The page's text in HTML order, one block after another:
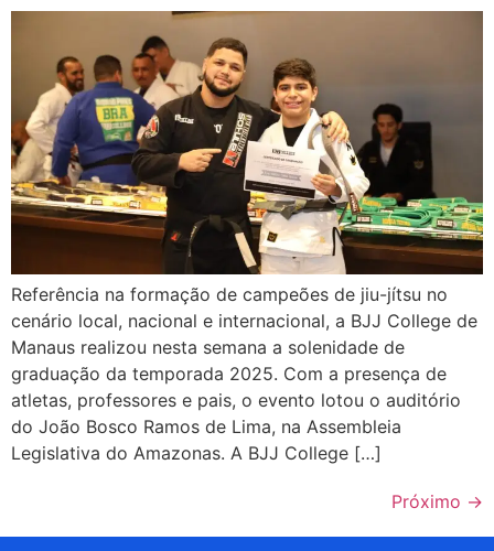
Referência na formação de campeões de jiu-jítsu no
cenário local, nacional e internacional, a BJJ College de
Manaus realizou nesta semana a solenidade de
graduação da temporada 2025. Com a presença de
atletas, professores e pais, o evento lotou o auditório
do João Bosco Ramos de Lima, na Assembleia
Legislativa do Amazonas. A BJJ College […]
Próximo →